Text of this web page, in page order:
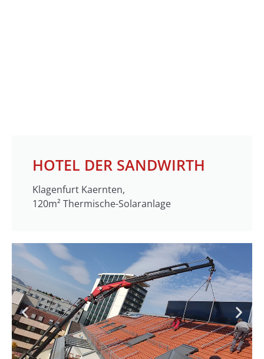
HOTEL DER SANDWIRTH
Klagenfurt Kaernten,
120m² Thermische-Solaranlage